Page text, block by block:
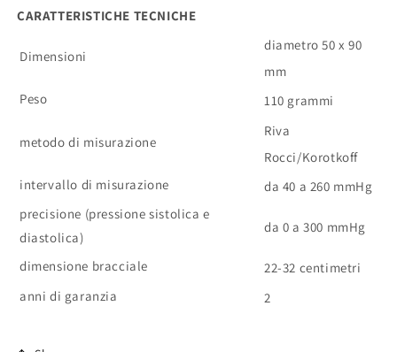
CARATTERISTICHE TECNICHE
Dimensioni
diametro 50 x 90
mm
Peso
110 grammi
metodo di misurazione
Riva
Rocci/Korotkoff
intervallo di misurazione
da 40 a 260 mmHg
precisione (pressione sistolica e
diastolica)
da 0 a 300 mmHg
dimensione bracciale
22-32 centimetri
anni di garanzia
2